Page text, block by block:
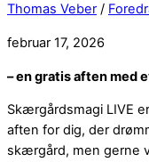
Thomas Veber /
februar 17, 2026
– en gratis aften med
Skærgårdsmagi LIVE
aften for dig, der
skærgård, men gerne